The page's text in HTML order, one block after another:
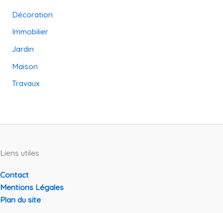
Décoration
Immobilier
Jardin
Maison
Travaux
Liens utiles
Contact
Mentions Légales
Plan du site